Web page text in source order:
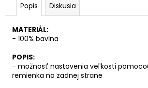
Popis Diskusia
MATERIÁL:
- 100% bavlna
POPIS:
- možnosť nastavenia veľkosti
remienka na zadnej strane
č
a
m